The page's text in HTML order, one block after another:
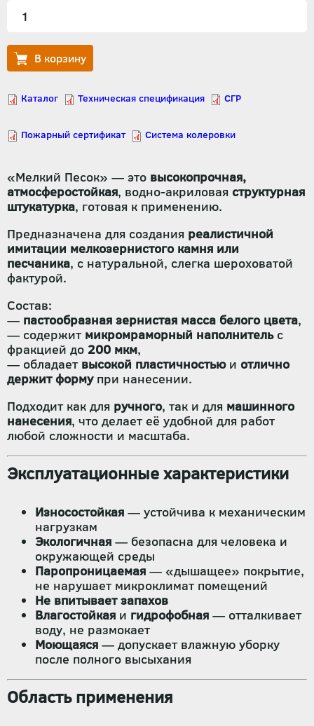
«Мелкий Песок» — это высокопрочная,
атмосферостойкая, водно-акриловая структурная
штукатурка, готовая к применению.
Предназначена для создания реалистичной
имитации мелкозернистого камня или
песчаника, с натуральной, слегка шероховатой
фактурой.
Состав:
— пастообразная зернистая масса белого цвета,
— содержит микромраморный наполнительс
фракцией до 200 мкм,
— обладает высокой пластичностьюи отлично
держит формупри нанесении.
Подходит как для ручного, так и для машинного
нанесения, что делает её удобной для работ
любой сложности и масштаба.
Эксплуатационные характеристики
Износостойкая — устойчива к механическим
нагрузкам
Экологичная — безопасна для человека и
окружающей среды
Паропроницаемая — «дышащее» покрытие,
не нарушает микроклимат помещений
Не впитывает запахов
Влагостойкая и гидрофобная — отталкивает
воду, не размокает
Моющаяся — допускает влажную уборку
после полного высыхания
Область применения